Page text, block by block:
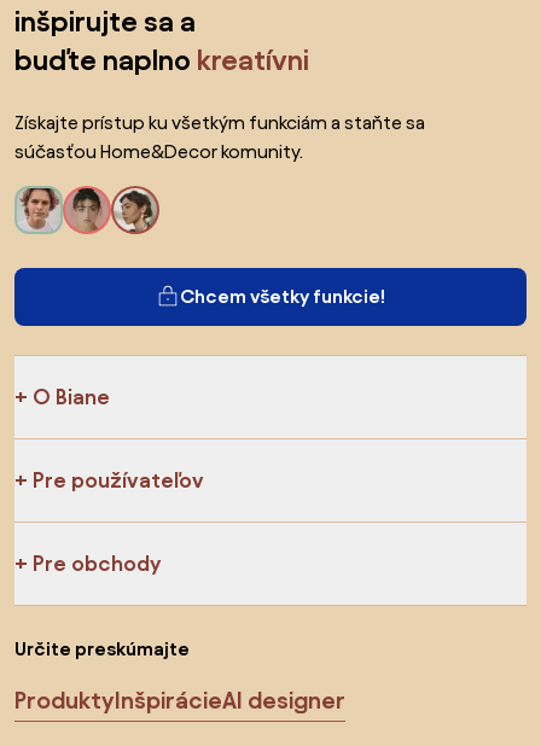
inšpirujte sa a
buďte naplno kreatívni
Získajte prístup ku všetkým funkciám a staňte sa
súčasťou Home&Decor komunity.
Chcem všetky funkcie!
O Biane
Pre používateľov
Pre obchody
Určite preskúmajte
ProduktyInšpirácieAI designer